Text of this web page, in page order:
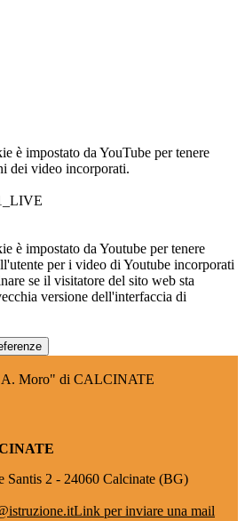
è impostato da YouTube per tenere
dei video incorporati.
è impostato da Youtube per tenere
per i video di Youtube incorporati
se il visitatore del sito web sta
versione dell'interfaccia di
Moro" di CALCINATE
Santis 2 - 24060 Calcinate (BG)
Link per inviare una mail